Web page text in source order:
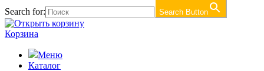
Search for: Search Button
Корзина
Меню
Каталог